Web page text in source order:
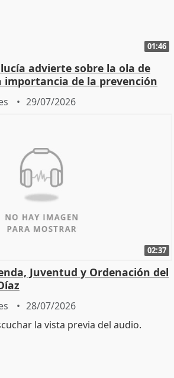
01:46
advierte sobre la ola de
importancia de la prevención
29/07/2026
02:37
Juventud y Ordenación del
28/07/2026